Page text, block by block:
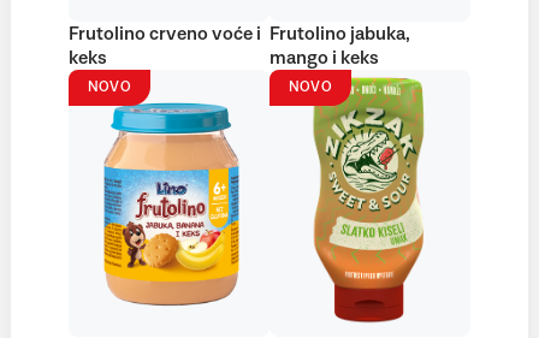
Frutolino crveno voće i
keks
Frutolino jabuka,
mango i keks
NOVO NOVO